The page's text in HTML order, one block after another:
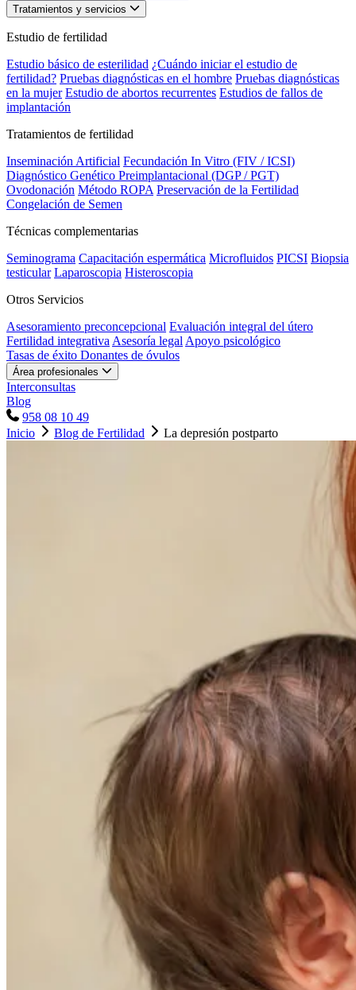
Tratamientos y servicios
Estudio de fertilidad
Estudio básico de esterilidad ¿Cuándo iniciar el estudio de
fertilidad? Pruebas diagnósticas en el hombre Pruebas diagnósticas
en la mujer Estudio de abortos recurrentes Estudios de fallos de
implantación
Tratamientos de fertilidad
Inseminación Artificial Fecundación In Vitro (FIV / ICSI)
Diagnóstico Genético Preimplantacional (DGP / PGT)
Ovodonación Método ROPA Preservación de la Fertilidad
Congelación de Semen
Técnicas complementarias
Seminograma Capacitación espermática Microfluidos PICSI Biopsia
testicular Laparoscopia Histeroscopia
Otros Servicios
Asesoramiento preconcepcional Evaluación integral del útero
Fertilidad integrativa Asesoría legal Apoyo psicológico
Tasas de éxito Donantes de óvulos
Área profesionales
Interconsultas
Blog
958 08 10 49
Inicio
Blog de Fertilidad La depresión postparto